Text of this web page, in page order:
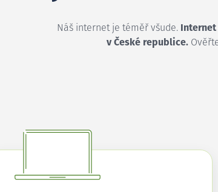
Náš internet je téměř všude.
v České republice.